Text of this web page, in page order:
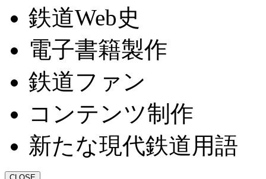
鉄道Web史
電子書籍製作
鉄道ファン
コンテンツ制作
新たな現代鉄道用語